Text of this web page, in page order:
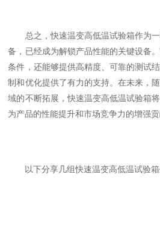
总之，快速温变高低温试验箱作为一
备，已经成为解锁产品性能的关键设备
条件，还能够提供高精度、可靠的测试
制和优化提供了有力的支持。在未来，
域的不断拓展，快速温变高低温试验箱
为产品的性能提升和市场竞争力的增强贡
以下分享几组快速温变高低温试验箱